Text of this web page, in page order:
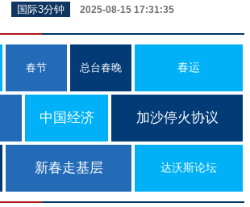
国际3分钟 2025-08-15 17:31:35
春节 总台春晚 春运
中国经济 加沙停火协议
新春走基层 达沃斯论坛